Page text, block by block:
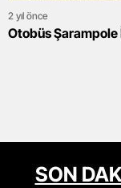
2 yıl önce
Otobüs Şarampole
SON